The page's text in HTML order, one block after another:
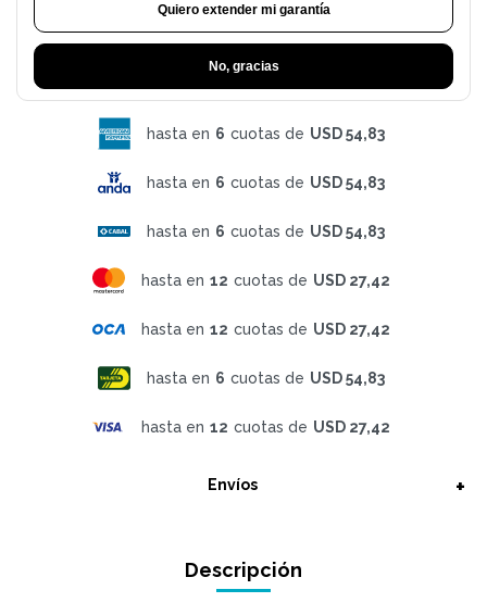
Quiero extender mi garantía
No, gracias
hasta en 6 cuotas de USD 54,83
hasta en 6 cuotas de USD 54,83
hasta en 6 cuotas de USD 54,83
hasta en 12 cuotas de USD 27,42
hasta en 12 cuotas de USD 27,42
hasta en 6 cuotas de USD 54,83
hasta en 12 cuotas de USD 27,42
Envíos
Descripción